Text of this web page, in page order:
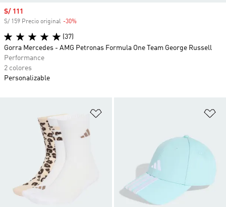
Precio de venta
S/ 111
S/ 159 Precio original -30%
(37)
Gorra Mercedes - AMG Petronas Formula One Team George Russell
Performance
2 colores
Personalizable